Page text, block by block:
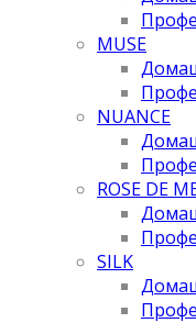
MUSE
NUANCE
ROSE DE
SILK